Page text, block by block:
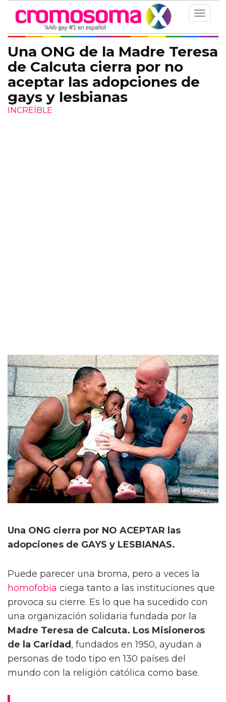
Toggle
Una ONG de la Madre Teresa
de Calcuta cierra por no
aceptar las adopciones de
gays y lesbianas
INCREÍBLE
Una ONG cierra por NO ACEPTAR las
adopciones de GAYS y LESBIANAS.
Puede parecer una broma, pero a veces la
homofobia ciega tanto a las instituciones que
provoca su cierre. Es lo que ha sucedido con
una organización solidaria fundada por la
Madre Teresa de Calcuta. Los Misioneros
de la Caridad , fundados en 1950, ayudan a
personas de todo tipo en 130 países del
mundo con la religión católica como base.